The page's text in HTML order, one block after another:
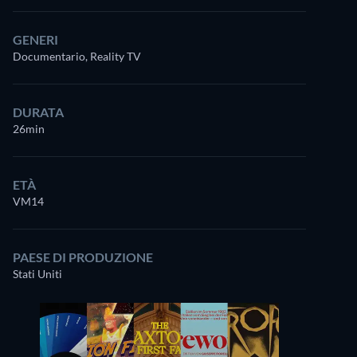
GENERI
Documentario, Reality TV
DURATA
26min
ETÀ
VM14
PAESE DI PRODUZIONE
Stati Uniti